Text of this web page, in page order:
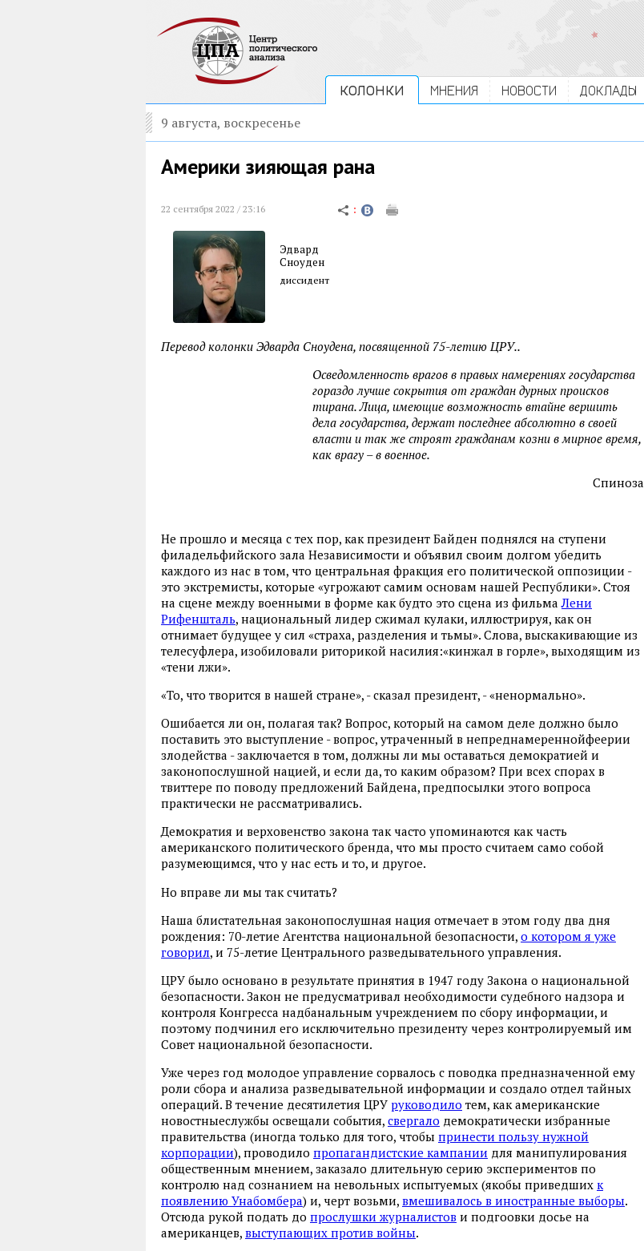
КОЛОНКИ МНЕНИЯ НОВОСТИ ДОКЛАДЫ
9 августа, воскресенье
Америки зияющая рана
22 сентября 2022 / 23:16
Эдвард
Сноуден
диссидент
Перевод колонки Эдварда Сноудена, посвященной 75-летию ЦРУ..
Осведомленность врагов в правых намерениях государства
гораздо лучше сокрытия от граждан дурных происков
тирана. Лица, имеющие возможность втайне вершить
дела государства, держат последнее абсолютно в своей
власти и так же строят гражданам козни в мирное время,
как врагу – в военное.
Спиноза
Не прошло и месяца с тех пор, как президент Байден поднялся на ступени
филадельфийского зала Независимости и объявил своим долгом убедить
каждого из нас в том, что центральная фракция его политической оппозиции -
это экстремисты, которые «угрожают самим основам нашей Республики». Стоя
на сцене между военными в форме как будто это сцена из фильмаЛени
Рифеншталь, национальный лидер сжимал кулаки, иллюстрируя, как он
отнимает будущее у сил «страха, разделения и тьмы». Слова, выскакивающие из
телесуфлера, изобиловали риторикой насилия:«кинжал в горле», выходящим из
«тени лжи».
«То, что творится в нашей стране», - сказал президент, - «ненормально».
Ошибается ли он, полагая так? Вопрос, который на самом деле должно было
поставить это выступление - вопрос, утраченный в непреднамереннойфеерии
злодейства - заключается в том, должны ли мы оставаться демократией и
законопослушной нацией, и если да, то каким образом? При всех спорах в
твиттере по поводу предложений Байдена, предпосылки этого вопроса
практически не рассматривались.
Демократия и верховенство закона так часто упоминаются как часть
американского политического бренда, что мы просто считаем само собой
разумеющимся, что у нас есть и то, и другое.
Но вправе ли мы так считать?
Наша блистательная законопослушная нация отмечает в этом году два дня
рождения: 70-летие Агентства национальной безопасности, о котором я уже
говорил, и 75-летие Центрального разведывательного управления.
ЦРУ было основано в результате принятия в 1947 году Закона о национальной
безопасности. Закон не предусматривал необходимости судебного надзора и
контроля Конгресса надбанальным учреждением по сбору информации, и
поэтому подчинил его исключительно президенту через контролируемый им
Совет национальной безопасности.
Уже через год молодое управление сорвалось с поводка предназначенной ему
роли сбора и анализа разведывательной информации и создало отдел тайных
операций. В течение десятилетия ЦРУ руководило тем, как американские
новостныеслужбы освещали события, свергало демократически избранные
правительства (иногда только для того, чтобы принести пользу нужной
корпорации), проводило пропагандистские кампании для манипулирования
общественным мнением, заказало длительную серию экспериментов по
контролю над сознанием на невольных испытуемых (якобы приведших к
появлению Унабомбера) и, черт возьми, вмешивалось в иностранные выборы.
Отсюда рукой подать до прослушки журналистов и подгоовки досье на
американцев, выступающих против войны.